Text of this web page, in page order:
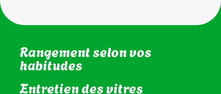
Nettoyage de la salle de bain
et WC
Rangement selon vos